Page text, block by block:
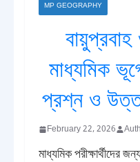
MP GEOGRAPHY
মাধ্যমিক
প্রশ্ন ও
February 22, 2026
মাধ্যমিক